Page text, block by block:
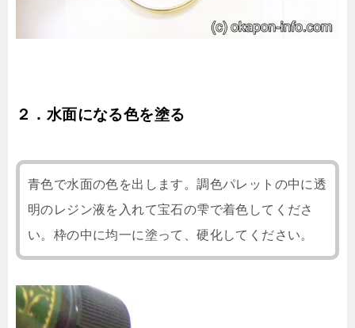
２．水面になる色を塗る
青色で水面の色を出します。調色パレットの中に透
明のレジン液を入れて宝石の雫で着色してくださ
い。枠の中に均一に塗って、硬化してください。